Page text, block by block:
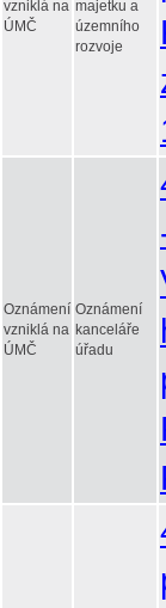
vzniklá na
ÚMČ
majetku a
územního
rozvoje
Oznámení
vzniklá na
ÚMČ
Oznámení
kanceláře
úřadu